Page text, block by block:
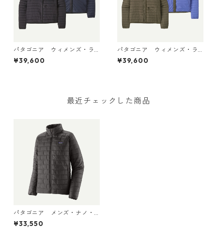
パタゴニア ウィメンズ・ラ
イトウェイト・リバーシブ
ル・ダウン・セーター・カー
¥39,600
パタゴニア ウィメンズ・ラ
イトウェイト・リバーシブ
ル・ダウン・セーター・カー
¥39,600
最近チェックした商品
パタゴニア メンズ・ナノ・
パフ・ジャケット (カラー Bl
ack) Patagonia Men's Nano
¥33,550